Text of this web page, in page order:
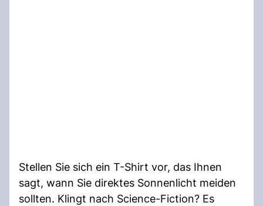
Stellen Sie sich ein T-Shirt vor, das Ihnen
sagt, wann Sie direktes Sonnenlicht meiden
sollten. Klingt nach Science-Fiction? Es